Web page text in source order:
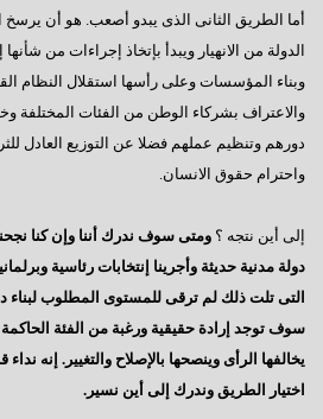
إلى أين نتجه ؟
السادات: أخيراً انتهت المؤامرة الأمريكية
أكتوبر وآمال تتجدد
رجاءاً إهتموا بالعمال
العبادة الموحد ومطامع الإنتهازيين
أيدى تحمى وأخرى تبنى
الإعضاء ورؤيتهم للتأسيس
مصر تنادينا,, إتركونى أتنفس
أما الطريق الثانى الذى يبدو أصعب. هو أن
الدولة من الانهيار ويبدأ بإتخاذ إجراءات من
وبناء المؤسسات وعلى رأسها استقلال النظام
والاعتراف بشركاء الوطن من الفئات المختلفة
دورهم وتنظيم عملهم فضلا عن التوزيع العادل
واحترام حقوق الانسان.
إلى أين نتجه ؟ ومتى سوف ندرك أننا وإن كنا
دولة مدنية حديثة وأجرينا إنتخابات رئاسية
التى تلت ذلك لم ترقى للمستوى المطلوب لبناء
سوف توجد إرادة حقيقية ورغبة من الفئة
يخالفها الرأى وينصحها بالإصلاح والتغيير. إنه
اختيار الطريق وندرك إلى أين نسير.